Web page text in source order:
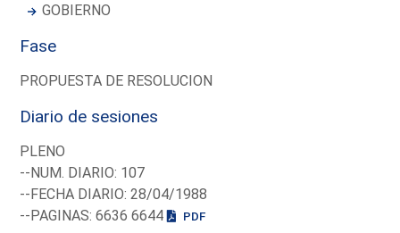
GOBIERNO
Fase
PROPUESTA DE RESOLUCION
Diario de sesiones
PLENO
--NUM. DIARIO: 107
--FECHA DIARIO: 28/04/1988
--PAGINAS: 6636 6644
PDF